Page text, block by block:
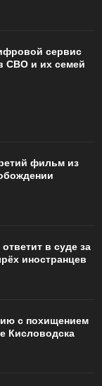
сервис
СВО и их семей
фильм из
в суде за
иностранцев
с похищением
Кисловодска